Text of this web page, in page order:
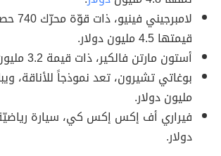
لامبرجيني
قيمتها 4.5 مليون دولار.
أستون مارتن فالكير، ذات قيمة 3.2 مليون دولار.
مليون دولار.
فيراري أف إكس إكس كي، سيارة
دولار.